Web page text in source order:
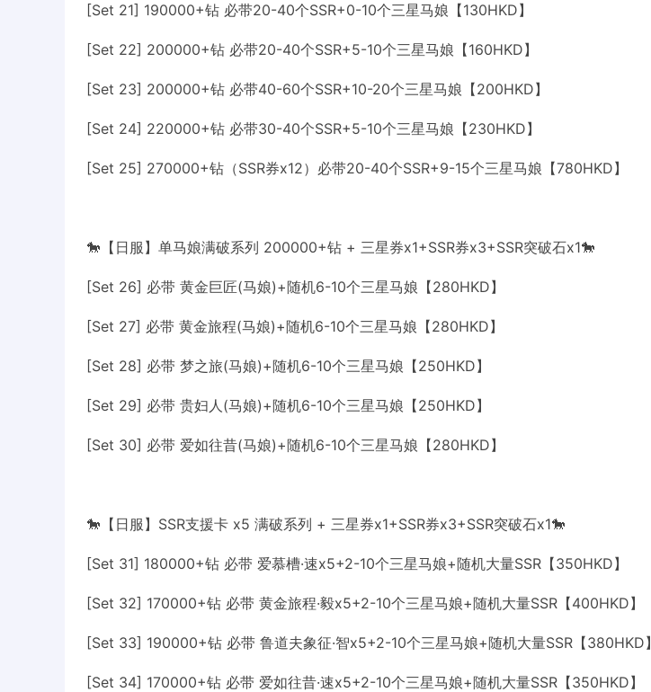
[Set 21] 190000+钻 必带20-40个SSR+0-10个三星马娘【130HKD】
[Set 22] 200000+钻 必带20-40个SSR+5-10个三星马娘【160HKD】
[Set 23] 200000+钻 必带40-60个SSR+10-20个三星马娘【200HKD】
[Set 24] 220000+钻 必带30-40个SSR+5-10个三星马娘【230HKD】
[Set 25] 270000+钻（SSR券x12）必带20-40个SSR+9-15个三星马娘【780HKD】
🐎【日服】单马娘满破系列 200000+钻 + 三星券x1+SSR券x3+SSR突破石x1🐎
[Set 26] 必带 黄金巨匠(马娘)+随机6-10个三星马娘【280HKD】
[Set 27] 必带 黄金旅程(马娘)+随机6-10个三星马娘【280HKD】
[Set 28] 必带 梦之旅(马娘)+随机6-10个三星马娘【250HKD】
[Set 29] 必带 贵妇人(马娘)+随机6-10个三星马娘【250HKD】
[Set 30] 必带 爱如往昔(马娘)+随机6-10个三星马娘【280HKD】
🐎【日服】SSR支援卡 x5 满破系列 + 三星券x1+SSR券x3+SSR突破石x1🐎
[Set 31] 180000+钻 必带 爱慕槽·速x5+2-10个三星马娘+随机大量SSR【350HKD】
[Set 32] 170000+钻 必带 黄金旅程·毅x5+2-10个三星马娘+随机大量SSR【400HKD】
[Set 33] 190000+钻 必带 鲁道夫象征·智x5+2-10个三星马娘+随机大量SSR【380HKD】
[Set 34] 170000+钻 必带 爱如往昔·速x5+2-10个三星马娘+随机大量SSR【350HKD】